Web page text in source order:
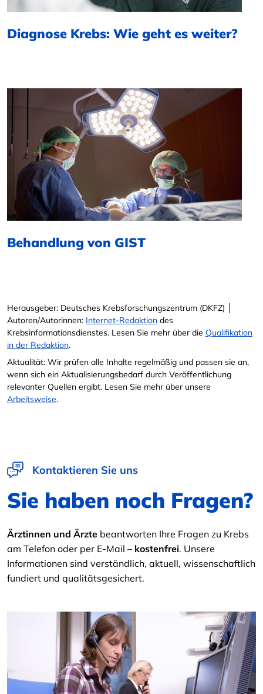
Diagnose Krebs: Wie geht es weiter?
Behandlung von GIST
Herausgeber: Deutsches Krebsforschungszentrum (DKFZ) │
Autoren/Autorinnen: Internet-Redaktion des
Krebsinformationsdienstes. Lesen Sie mehr über die Qualifikation
in der Redaktion.
Aktualität: Wir prüfen alle Inhalte regelmäßig und passen sie an,
wenn sich ein Aktualisierungsbedarf durch Veröffentlichung
relevanter Quellen ergibt. Lesen Sie mehr über unsere
Arbeitsweise.
Kontaktieren Sie uns
Sie haben noch Fragen?
Ärztinnen und Ärzte beantworten Ihre Fragen zu Krebs
am Telefon oder per E-Mail – kostenfrei. Unsere
Informationen sind verständlich, aktuell, wissenschaftlich
fundiert und qualitätsgesichert.